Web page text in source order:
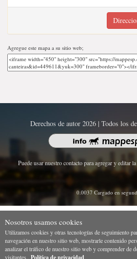
Agregue este mapa a su sitio web;
Derechos de autor 2026 | Todos los
Puede usar nuestro contacto para agregar y editar
0.0037 Cargado en
Nosotros usamos cookies
Utilizamos cookies y otras tecnologías de seguimiento
navegación en nuestro sitio web, mostrarle contenido
analizar el tráfico de nuestro sitio web y comprender de
visitantes.. Política de privacidad